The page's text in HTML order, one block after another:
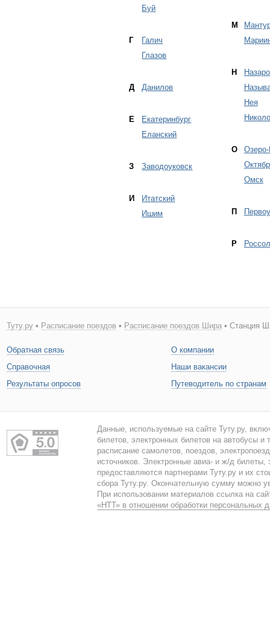
Буй
Г
Галич
Глазов
Д Данилов
Е
Екатеринбург
Еланский
З Заводоуковск
И
Итатский
Ишим
М
Н
Нея
О
Омск
П
Р
Туту.ру• Расписание поездов • Расписание поездов Шира• Станция
Обратная связь
Справочная
Результаты опросов
О компании
Наши вакансии
Путеводитель по странам
Данные, используемые на сайте Туту.ру,
билетов, электронных билетов на автобусы и
расписание самолетов, поездов,
источников. Электронные авиа- и ж/д билеты,
предоставляются партнерами Туту.ру и их
сбора Туту.ру. Окончательную сумму можно
При использовании материалов ссылка на
«НТТ» в отношении обработки персональных